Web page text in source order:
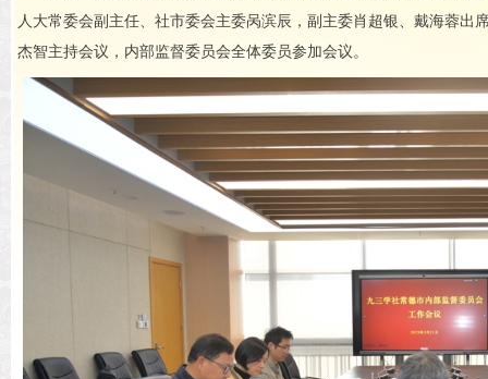
人大常委会副主任、社市委会主委呙滨辰，副主委肖超银、戴海蓉出
杰智主持会议，内部监督委员会全体委员参加会议。